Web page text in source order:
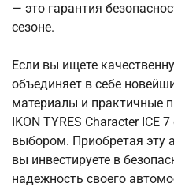
— это гарантия
сезоне.
Если вы ищете
объединяет в себе
материалы и практичные
IKON TYRES Character
выбором. Приобретая эту
вы инвестируете в
надежность своего